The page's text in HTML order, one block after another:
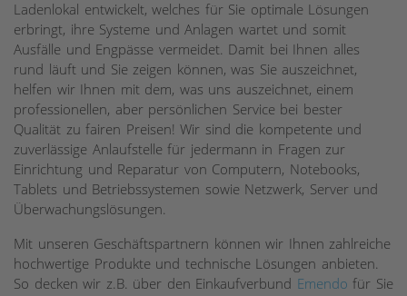
Ladenlokal entwickelt, welches für Sie optimale Lösungen
erbringt, ihre Systeme und Anlagen wartet und somit
Ausfälle und Engpässe vermeidet. Damit bei Ihnen alles
rund läuft und Sie zeigen können, was Sie auszeichnet,
helfen wir Ihnen mit dem, was uns auszeichnet, einem
professionellen, aber persönlichen Service bei bester
Qualität zu fairen Preisen! Wir sind die kompetente und
zuverlässige Anlaufstelle für jedermann in Fragen zur
Einrichtung und Reparatur von Computern, Notebooks,
Tablets und Betriebssystemen sowie Netzwerk, Server und
Überwachungslösungen.
Mit unseren Geschäftspartnern können wir Ihnen zahlreiche
hochwertige Produkte und technische Lösungen anbieten.
So decken wir z.B. über den Einkaufverbund Emendo für Sie